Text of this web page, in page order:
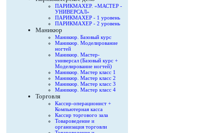
ПАРИКМАХЕР. «МАСТЕР -
УНИВЕРСАЛ»
ПАРИКМАХЕР - 1 уровень
ПАРИКМАХЕР - 2 уровень
Маникюр
Маникюр. Базовый курс
Маникюр. Моделирование
ногтей
Маникюр. Мастер-
универсал (Базовый курс +
Моделирование ногтей)
Маникюр. Мастер класс 1
Маникюр. Мастер класс 2
Маникюр. Мастер класс 3
Маникюр. Мастер класс 4
Торговля
Кассир-операционист +
Компьютерная касса
Кассир торгового зала
Товароведение и
организация торговли